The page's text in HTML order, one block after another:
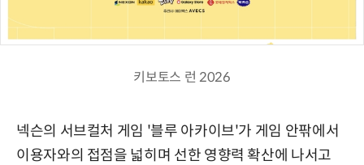
키보토스 런 2026
넥슨의 서브컬처 게임 '블루 아카이브'가 게임 안팎에서
이용자와의 접점을 넓히며 선한 영향력 확산에 나서고